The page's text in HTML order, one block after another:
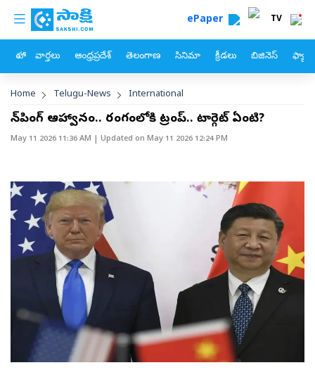
Skip to main content
custom menu ePaper TV
హోం వార్తలు ఆంధ్రప్రదేశ్ తెలంగాణ సినిమా క్రీడలు బిజినెస్
Breadcrumb
Home Telugu-News International
జిన్‌పింగ్ ఆహ్వానం.. రంగంలోకి ట్రంప్.. టార్గెట్ ఏంటి?
May 11 2026 11:36 AM | Updated on May 11 2026 12:24 PM